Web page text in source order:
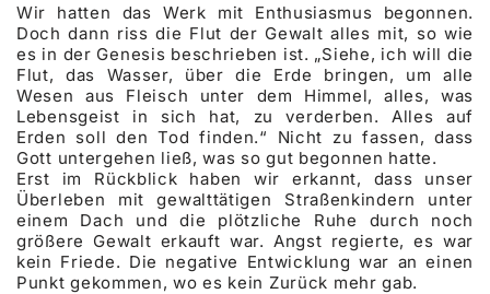
Wir hatten das Werk mit Enthusiasmus begonnen.
Doch dann riss die Flut der Gewalt alles mit, so wie
es in der Genesis beschrieben ist. „Siehe, ich will die
Flut, das Wasser, über die Erde bringen, um alle
Wesen aus Fleisch unter dem Himmel, alles, was
Lebensgeist in sich hat, zu verderben. Alles auf
Erden soll den Tod finden.“ Nicht zu fassen, dass
Gott untergehen ließ, was so gut begonnen hatte.
Erst im Rückblick haben wir erkannt, dass unser
Überleben mit gewalttätigen Straßenkindern unter
einem Dach und die plötzliche Ruhe durch noch
größere Gewalt erkauft war. Angst regierte, es war
kein Friede. Die negative Entwicklung war an einen
Punkt gekommen, wo es kein Zurück mehr gab.